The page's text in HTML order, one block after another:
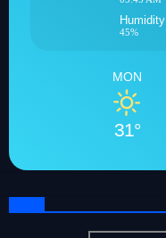
Humidity
45%
MON
31°